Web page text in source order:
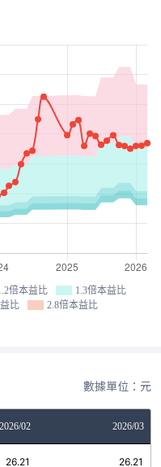
倍本益比
1.3倍本益比
比 2.8倍本益比
數據單位：元
2026/02 2026/03
26.21 26.21